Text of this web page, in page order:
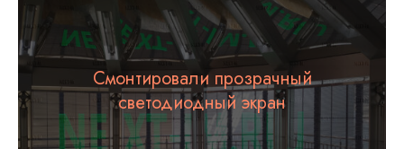
Смонтировали прозрачный
светодиодный экран